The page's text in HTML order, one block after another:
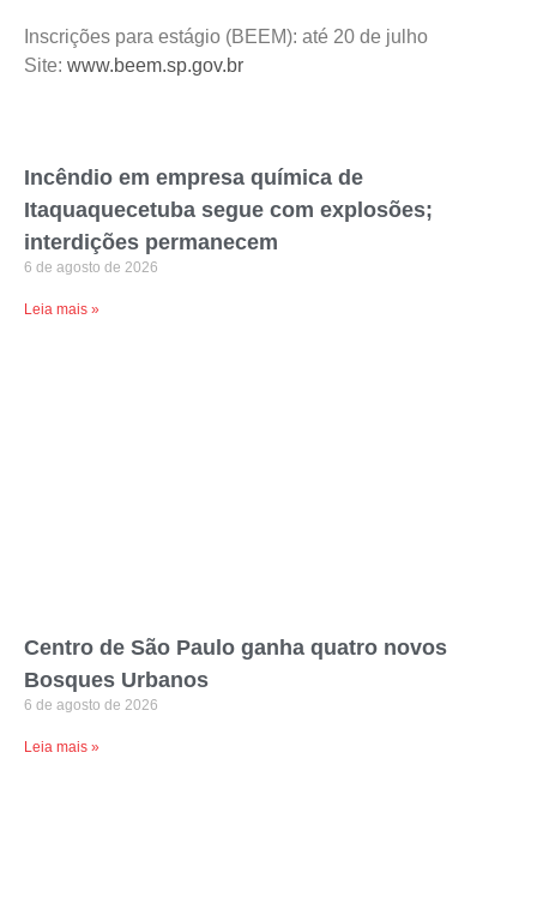
Inscrições para estágio (BEEM): até 20 de julho
Site: www.beem.sp.gov.br
Incêndio em empresa química de
Itaquaquecetuba segue com explosões;
interdições permanecem
6 de agosto de 2026
Leia mais »
Centro de São Paulo ganha quatro novos
Bosques Urbanos
6 de agosto de 2026
Leia mais »